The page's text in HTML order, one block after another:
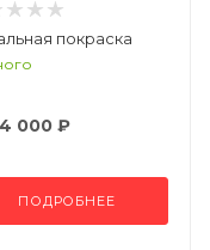
покраска
000 ₽
ПОДРОБНЕЕ